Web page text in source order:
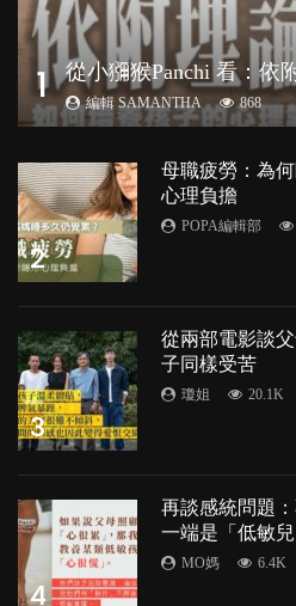
1 編輯 SAMANTHA 868
2
母職疲勞：為
心理負擔
POPA編輯部
3
從兩部電影談
子同樣受苦
瓊姐 20.1K
4
再談感統問題
一端是「低敏兒
MO媽 6.4K